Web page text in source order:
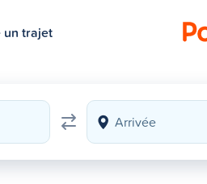
un trajet